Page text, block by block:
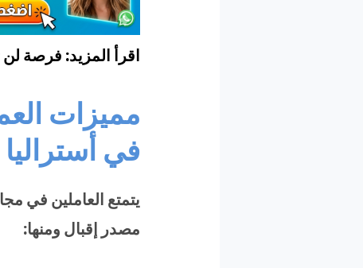
اقرأ المزيد: فرصة
مميزات
في أستراليا
يتمتع العاملين في
مصدر إقبال ومنها: